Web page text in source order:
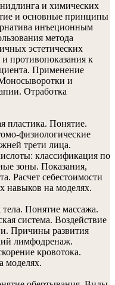
и химических
и основные принципы
инъеционным
метода
эстетических
противопоказания к
Применение
и
Отработка
пластика. Понятие.
физиологические
трети лица.
классификация по
зоны. Показания,
Расчет себестоимости
навыков на моделях.
Понятие массажа.
система. Воздействие
Причины развития
лимфодренаж.
кровотока.
моделях.